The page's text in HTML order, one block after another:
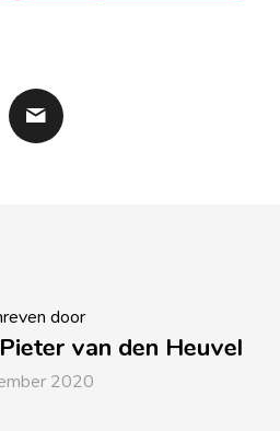
door
van den Heuvel
2020